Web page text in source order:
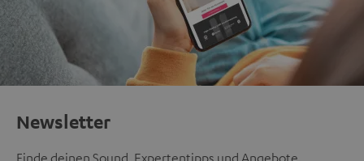
Newsletter
Finde deinen Sound, Expertentipps und Angebote.